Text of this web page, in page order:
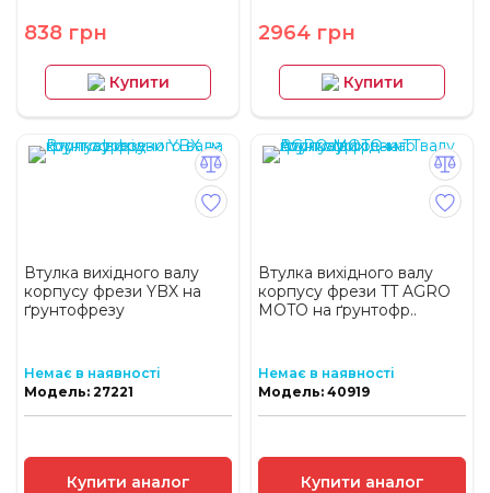
838 грн
Купити
2964 грн
Купити
Втулка вихідного валу
корпусу фрези YBX на
ґрунтофрезу
Немає в наявності
Модель: 27221
Купити аналог
Втулка вихідного валу
корпусу фрези TT AGRO
MOTO на ґрунтофр..
Немає в наявності
Модель: 40919
Купити аналог